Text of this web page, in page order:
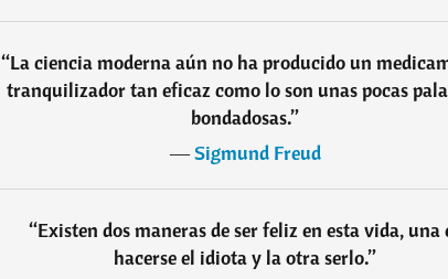
“La ciencia moderna aún no ha producido un
tranquilizador tan eficaz como lo son unas pocas
bondadosas.”
―Sigmund Freud
“Existen dos maneras de ser feliz en esta vida, una
hacerse el idiota y la otra serlo.”